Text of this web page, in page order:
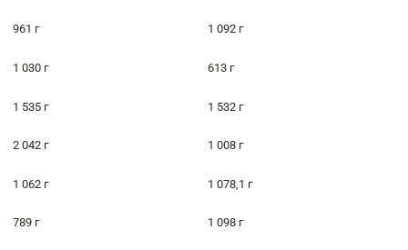
961 г 1 092 г
1 030 г 613 г
1 535 г 1 532 г
2 042 г 1 008 г
1 062 г 1 078,1 г
789 г 1 098 г